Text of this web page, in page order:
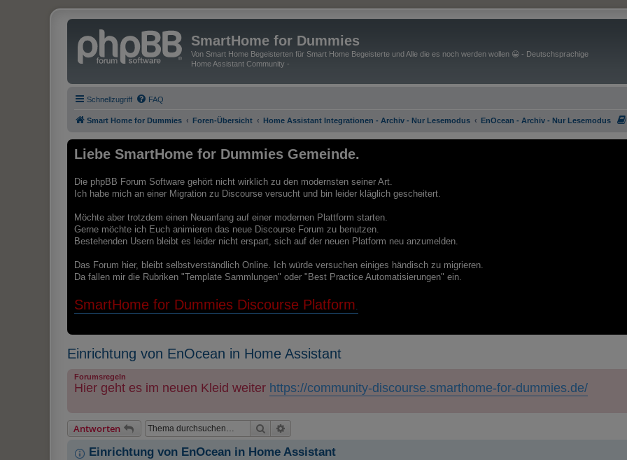
SmartHome for Dummies
Von Smart Home Begeisterten für Smart Home Begeisterte und Alle die es noch werden wollen 😀 - Deutschsprachige
Home Assistant Community -
Schnellzugriff FAQ
Smart Home for Dummies Foren-Übersicht Home Assistant Integrationen - Archiv - Nur Lesemodus EnOcean - Archiv - Nur Lesemodus
Liebe SmartHome for Dummies Gemeinde.
Die phpBB Forum Software gehört nicht wirklich zu den modernsten seiner Art.
Ich habe mich an einer Migration zu Discourse versucht und bin leider kläglich gescheitert.
Möchte aber trotzdem einen Neuanfang auf einer modernen Plattform starten.
Gerne möchte ich Euch animieren das neue Discourse Forum zu benutzen.
Bestehenden Usern bleibt es leider nicht erspart, sich auf der neuen Platform neu anzumelden.
Das Forum hier, bleibt selbstverständlich Online. Ich würde versuchen einiges händisch zu migrieren.
Da fallen mir die Rubriken "Template Sammlungen" oder "Best Practice Automatisierungen" ein.
SmartHome for Dummies Discourse Platform.
Einrichtung von EnOcean in Home Assistant
Forumsregeln
Hier geht es im neuen Kleid weiter https://community-discourse.smarthome-for-dummies.de/
Antworten Suche
Einrichtung von EnOcean in Home Assistant